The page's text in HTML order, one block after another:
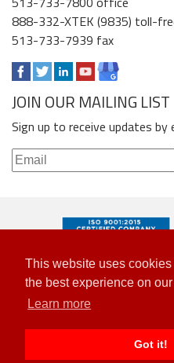
This website uses
the best experience on
Learn more
Got it!
888-332-XTEK (9835) toll-
513-733-7939 fax
JOIN OUR MAILING LIST
Sign up to receive updates by
© 2026 Xtek.